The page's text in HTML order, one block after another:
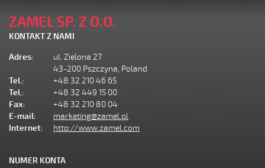
ZAMEL SP. Z O.O.
KONTAKT Z NAMI
Adres:
ul. Zielona 27
43-200 Pszczyna, Poland
Tel.:
+48 32 210 46 65
Tel.:
+48 32 449 15 00
Fax:
+48 32 210 80 04
E-mail:
marketing@zamel.pl
Internet:
http://www.zamel.com
NUMER KONTA